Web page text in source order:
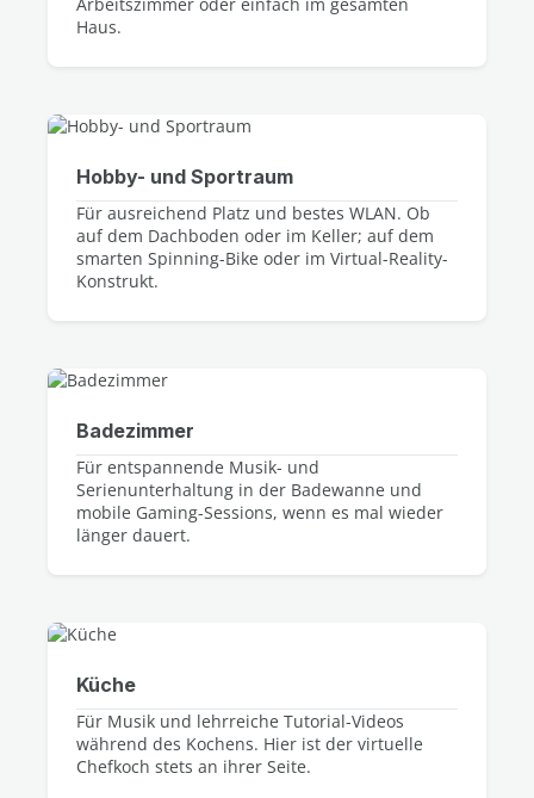
Haus.
Hobby- und Sportraum
Für ausreichend Platz und bestes WLAN. Ob
auf dem Dachboden oder im Keller; auf dem
smarten Spinning-Bike oder im Virtual-Reality-
Konstrukt.
Badezimmer
Für entspannende Musik- und
Serienunterhaltung in der Badewanne und
mobile Gaming-Sessions, wenn es mal wieder
länger dauert.
Küche
Für Musik und lehrreiche Tutorial-Videos
während des Kochens. Hier ist der virtuelle
Chefkoch stets an ihrer Seite.